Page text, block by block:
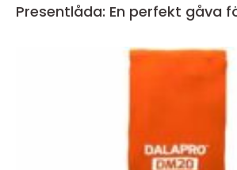
Presentlåda: En perfekt gåva